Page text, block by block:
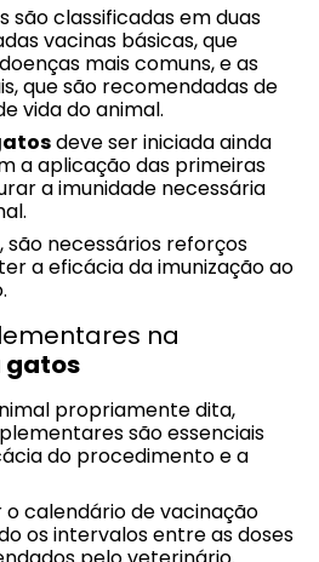
são classificadas em duas
vacinas básicas, que
mais comuns, e as
que são recomendadas de
vida do animal.
deve ser iniciada ainda
a aplicação das primeiras
a imunidade necessária
são necessários reforços
a eficácia da imunização ao
na
gatos
propriamente dita,
são essenciais
do procedimento e a
calendário de vacinação
os intervalos entre as doses